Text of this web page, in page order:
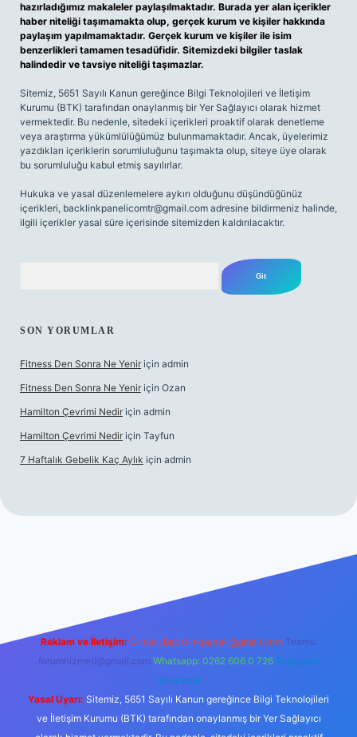
hazırladığımız makaleler paylaşılmaktadır. Burada yer alan içerikler
haber niteliği taşımamakta olup, gerçek kurum ve kişiler hakkında
paylaşım yapılmamaktadır. Gerçek kurum ve kişiler ile isim
benzerlikleri tamamen tesadüfidir. Sitemizdeki bilgiler taslak
halindedir ve tavsiye niteliği taşımazlar.
Sitemiz, 5651 Sayılı Kanun gereğince Bilgi Teknolojileri ve İletişim
Kurumu (BTK) tarafından onaylanmış bir Yer Sağlayıcı olarak hizmet
vermektedir. Bu nedenle, sitedeki içerikleri proaktif olarak denetleme
veya araştırma yükümlülüğümüz bulunmamaktadır. Ancak, üyelerimiz
yazdıkları içeriklerin sorumluluğunu taşımakta olup, siteye üye olarak
bu sorumluluğu kabul etmiş sayılırlar.
Hukuka ve yasal düzenlemelere aykırı olduğunu düşündüğünüz
içerikleri, backlinkpanelicomtr@gmail.com adresine bildirmeniz halinde,
ilgili içerikler yasal süre içerisinde sitemizden kaldırılacaktır.
SON YORUMLAR
Fitness Den Sonra Ne Yenir için admin
Fitness Den Sonra Ne Yenir için Ozan
Hamilton Çevrimi Nedir için admin
Hamilton Çevrimi Nedir için Tayfun
7 Haftalık Gebelik Kaç Aylık için admin
Reklam ve İletişim: E-mail: backlinkpaneli@gmail.com Teams:
forumhizmeti@gmail.com Whatsapp: 0262 606 0 726 Telegram:
@karabul
Yasal Uyarı: Sitemiz, 5651 Sayılı Kanun gereğince Bilgi Teknolojileri
ve İletişim Kurumu (BTK) tarafından onaylanmış bir Yer Sağlayıcı